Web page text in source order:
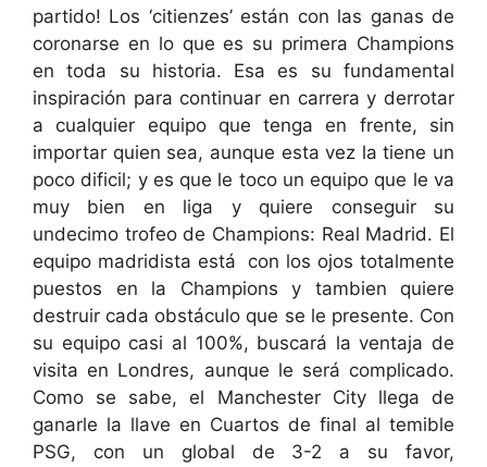
partido! Los ‘citienzes’ están con las ganas de
coronarse en lo que es su primera Champions
en toda su historia. Esa es su fundamental
inspiración para continuar en carrera y derrotar
a cualquier equipo que tenga en frente, sin
importar quien sea, aunque esta vez la tiene un
poco dificil; y es que le toco un equipo que le va
muy bien en liga y quiere conseguir su
undecimo trofeo de Champions: Real Madrid. El
equipo madridista está con los ojos totalmente
puestos en la Champions y tambien quiere
destruir cada obstáculo que se le presente. Con
su equipo casi al 100%, buscará la ventaja de
visita en Londres, aunque le será complicado.
Como se sabe, el Manchester City llega de
ganarle la llave en Cuartos de final al temible
PSG, con un global de 3-2 a su favor,